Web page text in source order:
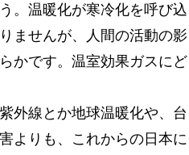
。温暖化が寒冷化を呼び込
ませんが、人間の活動の影
かです。温室効果ガスにど
外線とか地球温暖化や、台
よりも、これからの日本に